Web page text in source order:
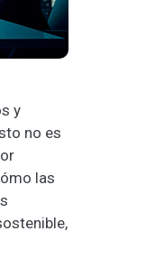
y
no es
las